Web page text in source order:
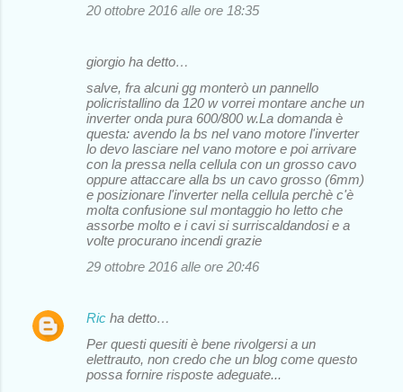
20 ottobre 2016 alle ore 18:35
giorgio ha detto…
salve, fra alcuni gg monterò un pannello
policristallino da 120 w vorrei montare anche un
inverter onda pura 600/800 w.La domanda è
questa: avendo la bs nel vano motore l'inverter
lo devo lasciare nel vano motore e poi arrivare
con la pressa nella cellula con un grosso cavo
oppure attaccare alla bs un cavo grosso (6mm)
e posizionare l'inverter nella cellula perchè c'è
molta confusione sul montaggio ho letto che
assorbe molto e i cavi si surriscaldandosi e a
volte procurano incendi grazie
29 ottobre 2016 alle ore 20:46
Ric ha detto…
Per questi quesiti è bene rivolgersi a un
elettrauto, non credo che un blog come questo
possa fornire risposte adeguate...